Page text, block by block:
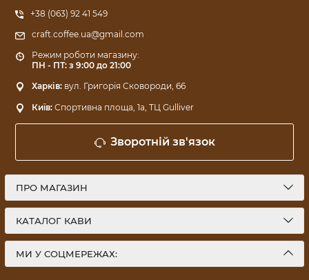
+38 (063) 92 41 549
craft.coffee.ua@gmail.com
Режим роботи магазину:
ПН - ПТ: з 9:00 до 21:00
Харків: вул. Григорія Сковороди, 66
Київ: Спортивна площа, 1a, ТЦ Gulliver
Зворотній зв'язок
ПРО МАГАЗИН
КАТАЛОГ КАВИ
МИ У СОЦМЕРЕЖАХ: